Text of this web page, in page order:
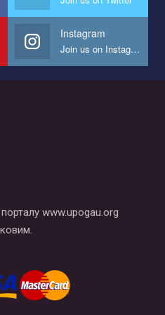
и дискриминацией на почве
зайти на наш канал YouTube
под видео.
Instagram
Join us on Instagram
порталу www.upogau.org